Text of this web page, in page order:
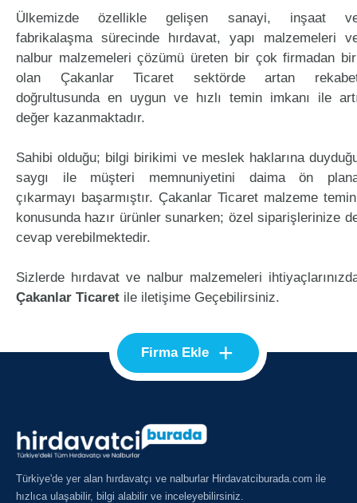
Ülkemizde özellikle gelişen sanayi, inşaat
fabrikalaşma sürecinde hırdavat, yapı malzemeleri
nalbur malzemeleri çözümü üreten bir çok firmadan
olan Çakanlar Ticaret sektörde artan
doğrultusunda en uygun ve hızlı temin imkanı ile
değer kazanmaktadır.
Sahibi olduğu; bilgi birikimi ve meslek haklarına
saygı ile müşteri memnuniyetini daima ön
çıkarmayı başarmıştır. Çakanlar Ticaret malzeme
konusunda hazır ürünler sunarken; özel siparişlerinize
cevap verebilmektedir.
Sizlerde hırdavat ve nalbur malzemeleri
Çakanlar Ticaret ile iletişime Geçebilirsiniz.
Firma Ekle +
Türkiye'de yer alan hırdavatçı ve nalburlar Hirdavatciburada.com ile
hızlıca ulaşabilir, bilgi alabilir ve inceleyebilirsiniz.